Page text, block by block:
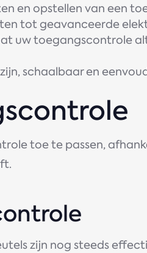
en opstellen van een
tot geavanceerde
uw toegangscontrole
schaalbaar en
toe te passen,
zijn nog steeds